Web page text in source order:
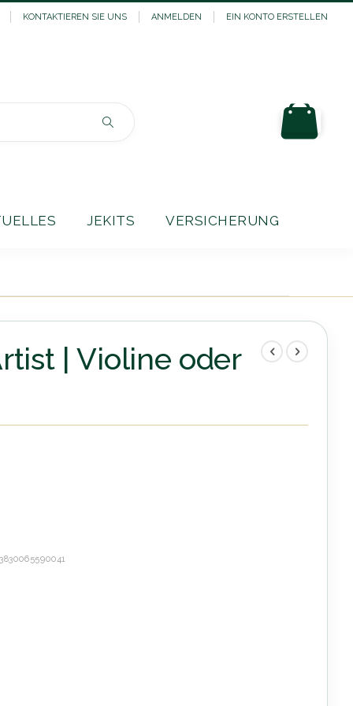
KONTAKTIEREN SIE UNS ANMELDEN EIN KONTO ERSTELLEN
JEKITS VERSICHERUNG
| Violine oder